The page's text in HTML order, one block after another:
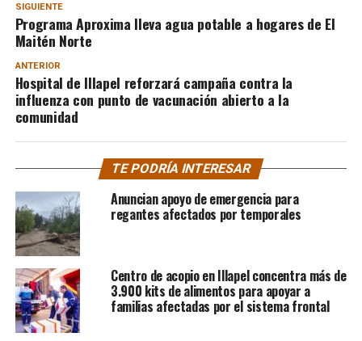
SIGUIENTE
Programa Aproxima lleva agua potable a hogares de El
Maitén Norte
ANTERIOR
Hospital de Illapel reforzará campaña contra la
influenza con punto de vacunación abierto a la
comunidad
TE PODRÍA INTERESAR
Anuncian apoyo de emergencia para
regantes afectados por temporales
Centro de acopio en Illapel concentra más de
3.900 kits de alimentos para apoyar a
familias afectadas por el sistema frontal